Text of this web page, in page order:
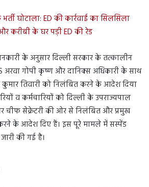
घोटाला: ED की कार्रवाई का सिलसिला
करीबी के घर पड़ी ED की रेड
के अनुसार दिल्ली सरकार के तत्कालीन
अरवा गोपी कृष्ण और दानिक्स अधिकारी के साथ
तिवारी को निलंबित करने के आदेश दिया
व कर्मचारियों को दिल्ली के उपराज्यपाल
सेक्रेटरी की ओर से निलंबि‍त और प्रमुख
के आदेश दिए हैं। इस पूरे मामले में सस्पेंड
की गई है।